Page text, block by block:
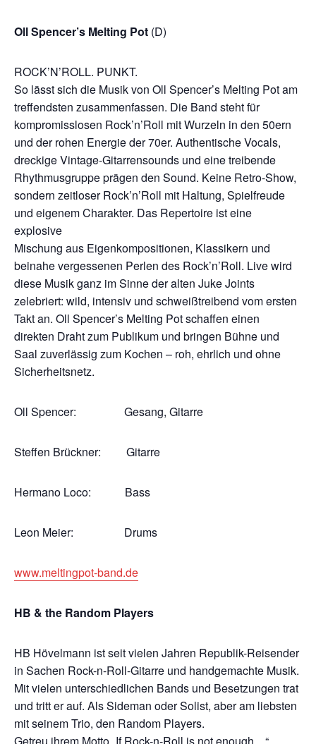
Oll Spencer’s Melting Pot (D)
ROCK’N’ROLL. PUNKT.
So lässt sich die Musik von Oll Spencer’s Melting Pot am
treffendsten zusammenfassen. Die Band steht für
kompromisslosen Rock’n’Roll mit Wurzeln in den 50ern
und der rohen Energie der 70er. Authentische Vocals,
dreckige Vintage-Gitarrensounds und eine treibende
Rhythmusgruppe prägen den Sound. Keine Retro-Show,
sondern zeitloser Rock’n’Roll mit Haltung, Spielfreude
und eigenem Charakter. Das Repertoire ist eine
explosive
Mischung aus Eigenkompositionen, Klassikern und
beinahe vergessenen Perlen des Rock’n’Roll. Live wird
diese Musik ganz im Sinne der alten Juke Joints
zelebriert: wild, intensiv und schweißtreibend vom ersten
Takt an. Oll Spencer’s Melting Pot schaffen einen
direkten Draht zum Publikum und bringen Bühne und
Saal zuverlässig zum Kochen – roh, ehrlich und ohne
Sicherheitsnetz.
Oll Spencer: Gesang, Gitarre
Steffen Brückner: Gitarre
Hermano Loco: Bass
Leon Meier: Drums
www.meltingpot-band.de
HB & the Random Players
HB Hövelmann ist seit vielen Jahren Republik-Reisender
in Sachen Rock-n-Roll-Gitarre und handgemachte Musik.
Mit vielen unterschiedlichen Bands und Besetzungen trat
und tritt er auf. Als Sideman oder Solist, aber am liebsten
mit seinem Trio, den Random Players.